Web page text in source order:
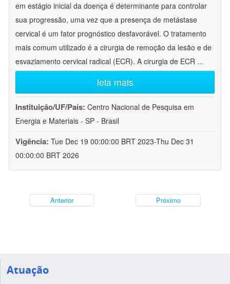
em estágio inicial da doença é determinante para controlar
sua progressão, uma vez que a presença de metástase
cervical é um fator prognóstico desfavorável. O tratamento
mais comum utilizado é a cirurgia de remoção da lesão e de
esvaziamento cervical radical (ECR). A cirurgia de ECR ...
leia mais
Instituição/UF/País: Centro Nacional de Pesquisa em
Energia e Materiais - SP - Brasil
Vigência: Tue Dec 19 00:00:00 BRT 2023-Thu Dec 31
00:00:00 BRT 2026
Anterior Próximo
Atuação